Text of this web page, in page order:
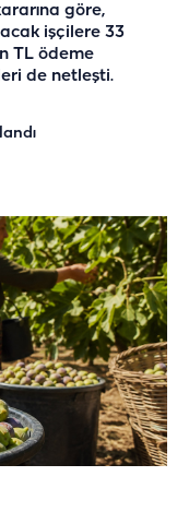
göre,
işçilere 33
TL ödeme
de netleşti.